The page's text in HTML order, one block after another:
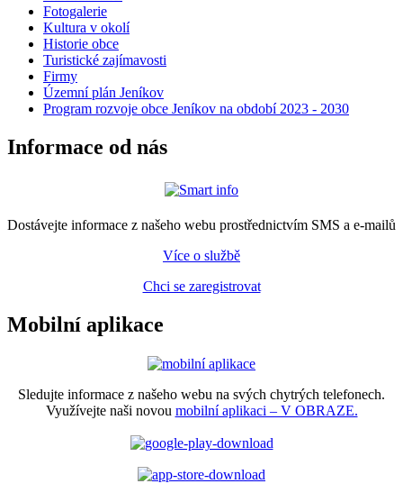
Fotogalerie
Kultura v okolí
Historie obce
Turistické zajímavosti
Firmy
Územní plán Jeníkov
Program rozvoje obce Jeníkov na období 2023 - 2030
Informace od nás
Dostávejte informace z našeho webu prostřednictvím SMS a e-mailů
Více o službě
Chci se zaregistrovat
Mobilní aplikace
Sledujte informace z našeho webu na svých chytrých telefonech.
Využívejte naši novou mobilní aplikaci – V OBRAZE.